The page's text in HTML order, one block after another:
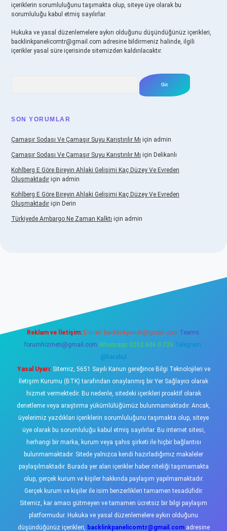
içeriklerin sorumluluğunu taşımakta olup, siteye üye olarak bu
sorumluluğu kabul etmiş sayılırlar.
Hukuka ve yasal düzenlemelere aykırı olduğunu düşündüğünüz içerikleri,
backlinkpanelicomtr@gmail.com adresine bildirmeniz halinde, ilgili
içerikler yasal süre içerisinde sitemizden kaldırılacaktır.
SON YORUMLAR
Çamaşır Sodası Ve Çamaşır Suyu Karıştırılır Mı için admin
Çamaşır Sodası Ve Çamaşır Suyu Karıştırılır Mı için Delikanlı
Kohlberg E Göre Bireyin Ahlaki Gelişimi Kaç Düzey Ve Evreden
Oluşmaktadır için admin
Kohlberg E Göre Bireyin Ahlaki Gelişimi Kaç Düzey Ve Evreden
Oluşmaktadır için Derin
Türkiyede Ambargo Ne Zaman Kalktı için admin
Reklam ve İletişim: E-mail: backlinkpaneli@gmail.com Teams:
forumhizmeti@gmail.com Whatsapp: 0262 606 0 726 Telegram:
@karabul
Yasal Uyarı:Sitemiz, 5651 Sayılı Kanun gereğince Bilgi Teknolojileri ve
İletişim Kurumu (BTK) tarafından onaylanmış bir Yer Sağlayıcı olarak
hizmet vermektedir. Bu nedenle, sitedeki içerikleri proaktif olarak
denetleme veya araştırma yükümlülüğümüz bulunmamaktadır. Ancak,
üyelerimiz yazdıkları içeriklerin sorumluluğunu taşımakta olup, siteye
üye olarak bu sorumluluğu kabul etmiş sayılırlar. Bu internet sitesi,
herhangi bir marka, kurum veya şahıs şirketi ile hiçbir bağlantısı
bulunmamaktadır. Sitede yalnızca kendi hazırladığımız makaleler
paylaşılmaktadır. Burada yer alan içerikler haber niteliği taşımamakta
olup, gerçek kurum ve kişiler hakkında paylaşım yapılmamaktadır.
Gerçek kurum ve kişiler ile isim benzerlikleri tamamen tesadüfidir.
Sitemiz, kar amacı gütmeyen ve tamamen ücretsiz bir bilgi paylaşım
platformudur. Hukuka ve yasal düzenlemelere aykırı olduğunu
düşündüğünüz içerikleri, backlinkpanelicomtr@gmail.comadresine